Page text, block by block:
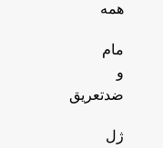
همه
مام
و
ضدتعریق
ژل